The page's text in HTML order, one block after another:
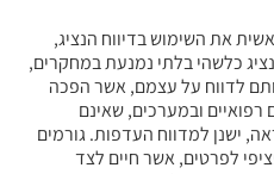
את השימוש בדיווח הנציג,
כלשהי בלתי נמנעת במחקרים,
לדווח על עצמם, אשר הפכה
ובמערכים, שאינם
ישנן למדווח העדפות. גורמים
לפרטים, אשר חיים לצד